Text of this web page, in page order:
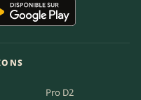
Pro D2